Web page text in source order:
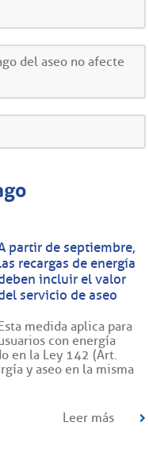
del aseo no afecte
partir de septiembre,
recargas de energía
incluir el valor
servicio de aseo
medida aplica para
con energía
en la Ley 142 (Art.
y aseo en la misma
Leer más